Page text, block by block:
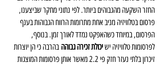
החזר השקעה מהגבוהים ביותר. לפי נתוני מחקר שביצענו,
פרסום בטלוויזיה מניב אחת מתרומות הרווח הגבוהות בענף
הפרסום, במיוחד כשהאפקט נמדד לאורך זמן. בנוסף,
לפרסומות טלוויזיה יש יכולת זכירה גבוהה בהרבה כי הן יוצרות
זיכרון בלתי נעזר חזק פי 2.2 מאשר אותן פרסומות המוצגות